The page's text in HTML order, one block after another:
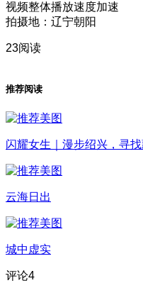
视频整体播放速度加速
拍摄地：辽宁朝阳
23阅读
推荐阅读
闪耀女生｜漫步绍兴，寻
云海日出
城中虚实
评论4